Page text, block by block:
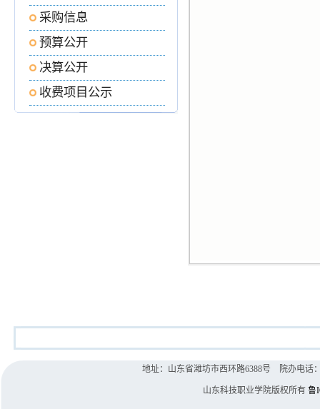
采购信息
预算公开
决算公开
收费项目公示
地址：山东省潍坊市西环路6388号 院办电话
山东科技职业学院版权所有 鲁